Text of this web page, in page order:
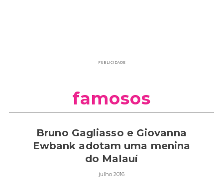
PUBLICIDADE
famosos
Bruno Gagliasso e Giovanna
Ewbank adotam uma menina
do Malauí
julho 2016